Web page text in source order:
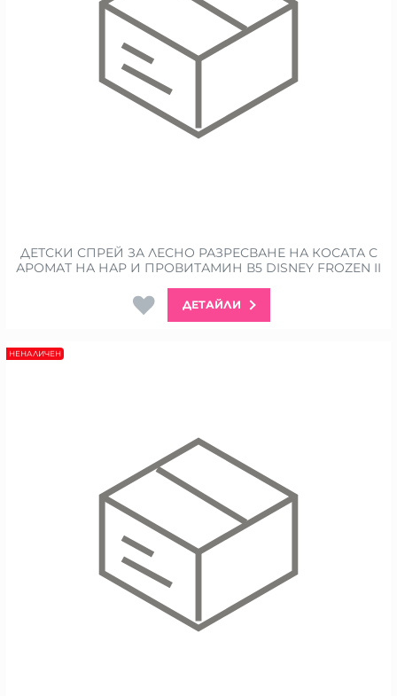
ДЕТСКИ СПРЕЙ ЗА ЛЕСНО РАЗРЕСВАНЕ НА КОСАТА С
АРОМАТ НА НАР И ПРОВИТАМИН В5 DISNEY FROZEN II
ДЕТАЙЛИ
НЕНАЛИЧЕН